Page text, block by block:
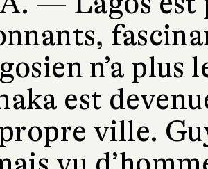
n’a
est
ville.